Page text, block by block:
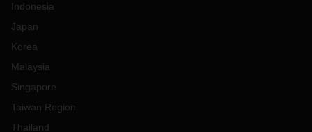
Indonesia
Japan
Korea
Malaysia
Singapore
Taiwan Region
Thailand